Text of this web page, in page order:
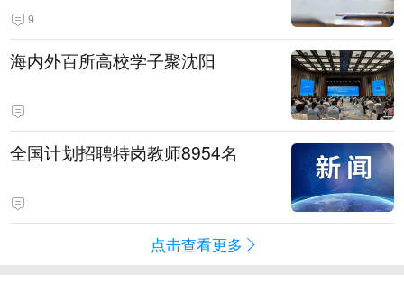
9
海内外百所高校学子聚沈阳
全国计划招聘特岗教师8954名
点击查看更多